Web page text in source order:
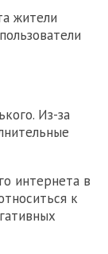
жители
Из-за
интернета в
к